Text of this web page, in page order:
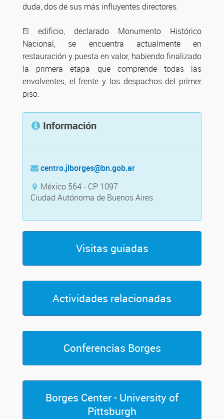
duda, dos de sus más influyentes directores.
El edificio, declarado Monumento Histórico
Nacional, se encuentra actualmente en
restauración y puesta en valor, habiendo finalizado
la primera etapa que comprende todas las
envolventes, el frente y los despachos del primer
piso.
Información
centro.jlborges@bn.gob.ar
México 564 - CP 1097
Ciudad Autónoma de Buenos Aires
Visitas guiadas
Actividades relacionadas
Conferencias Borges
Borges Center - University of
Pittsburgh